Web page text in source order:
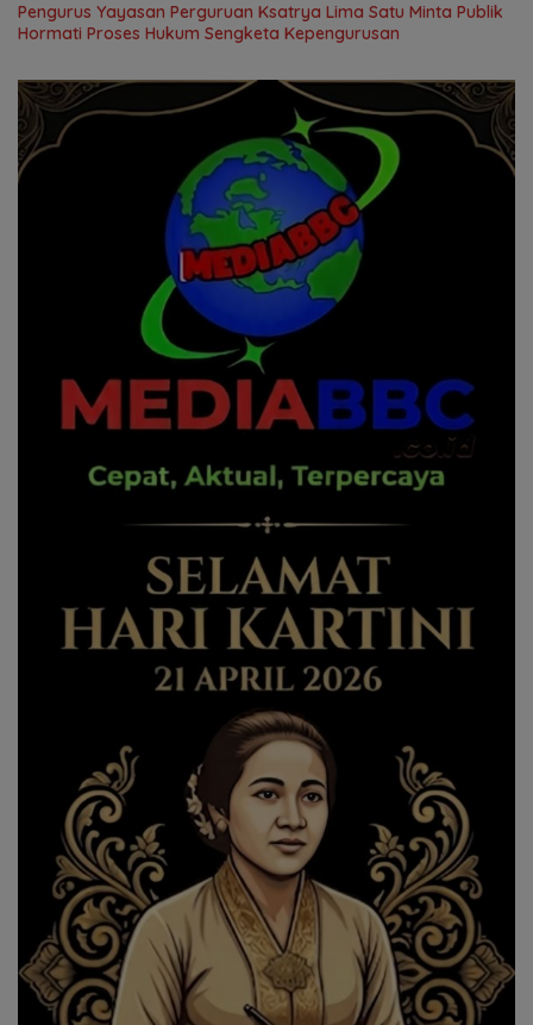
Pengurus Yayasan Perguruan Ksatrya Lima Satu Minta Publik
Hormati Proses Hukum Sengketa Kepengurusan